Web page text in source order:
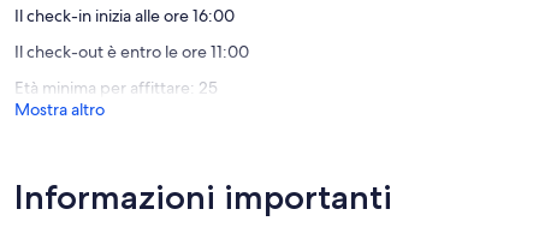
B
Il check-in inizia alle ore 16:00
Il check-out è entro le ore 11:00
Età minima per affittare: 25
Mostra altro
Informazioni importanti